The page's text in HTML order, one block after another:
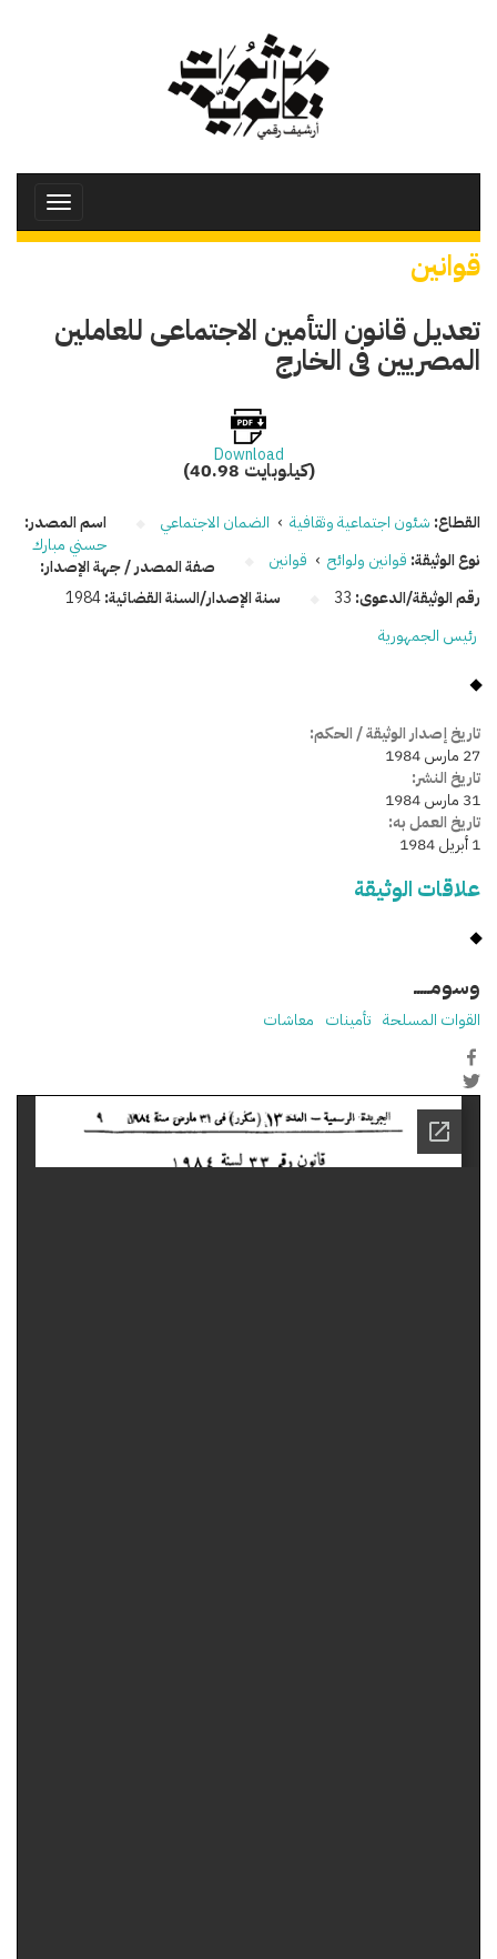
Toggle
قوانين
تعديل قانون التأمين الاجتماعى للعاملين
المصريين فى الخارج
Download
(40.98 كيلوبايت)
القطاع: شئون اجتماعية وثقافية › الضمان الاجتماعي
نوع الوثيقة: قوانين ولوائح › قوانين
رقم الوثيقة/الدعوى: 33 سنة الإصدار/السنة القضائية:1984
اسم المصدر:
حسني مبارك
صفة المصدر / جهة الإصدار:
رئيس الجمهورية
تاريخ إصدار الوثيقة / الحكم:
27 مارس 1984
تاريخ النشر:
31 مارس 1984
تاريخ العمل به:
1 أبريل 1984
علاقات الوثيقة
وسومـــــ
القوات المسلحة تأمينات معاشات